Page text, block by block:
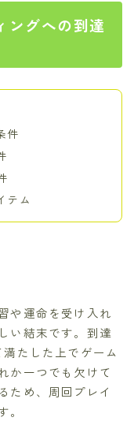
ングへの到達
件
テム
や運命を受け入れ
い結末です。到達
たした上でゲーム
か一つでも欠けて
ため、周回プレイ
。